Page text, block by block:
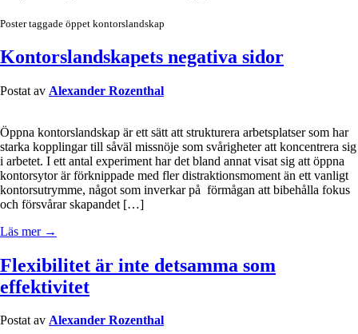
Poster taggade öppet kontorslandskap
Kontorslandskapets negativa sidor
Postat av Alexander Rozenthal
Öppna kontorslandskap är ett sätt att strukturera arbetsplatser som har
starka kopplingar till såväl missnöje som svårigheter att koncentrera sig
i arbetet. I ett antal experiment har det bland annat visat sig att öppna
kontorsytor är förknippade med fler distraktionsmoment än ett vanligt
kontorsutrymme, något som inverkar på förmågan att bibehålla fokus
och försvårar skapandet […]
Läs mer →
Flexibilitet är inte detsamma som
effektivitet
Postat av Alexander Rozenthal